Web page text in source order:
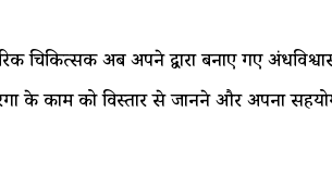
चिकित्सक अब अपने द्वारा बनाए गए
के काम को विस्तार से जानने और अपना